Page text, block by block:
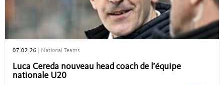
07.02.26 National Teams
Luca Cereda nouveau head coach de l’équipe
nationale U20